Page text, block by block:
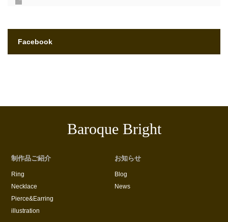
Facebook
Baroque Bright
制作品ご紹介
Ring
Necklace
Pierce&Earring
illustration
お知らせ
Blog
News